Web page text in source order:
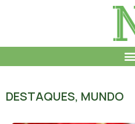
DESTAQUES, MUNDO